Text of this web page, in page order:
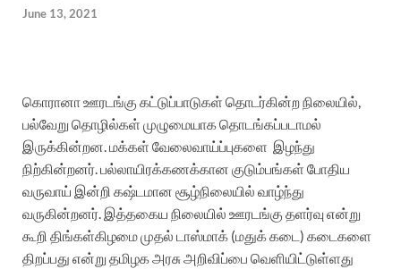
June 13, 2021
கொரானா ஊரடங்கு கட்டுப்பாடுகள் தொடர்கின்ற நிலையில்,
பல்வேறு தொழில்கள் முழுமையாக தொடங்கப்படாமல்
இருக்கின்றன. மக்கள் வேலைவாய்ப்புகளை இழந்து
நிற்கின்றனர். பல்லாயிரக்கணக்கான குடும்பங்கள் போதிய
வருவாய் இன்றி கஷ்டமான சூழ்நிலையில் வாழ்ந்து
வருகின்றனர். இத்தகைய நிலையில் ஊரடங்கு தளர்வு என்று
கூறி திங்கள்கிழமை முதல் டாஸ்மாக் (மதுக் கடை) கடைகளை
திறப்பது என்று தமிழக அரசு அறிவிப்பை வெளியிட்டுள்ளது